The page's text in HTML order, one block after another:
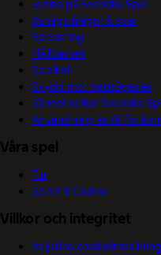
Jobba på Svenska Spel
Vanliga frågor & svar
Sponsring
Hållbarhet
Spelkoll
Skydd mot bedrägerier
Så motverkar Svenska
Användning av AI för
Våra spel
Tur
Sport & Casino
Villkor och integritet
Välj dina